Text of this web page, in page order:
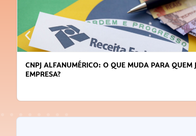
CNPJ ALFANUMÉRICO: O QUE MUDA PARA QUEM
EMPRESA?